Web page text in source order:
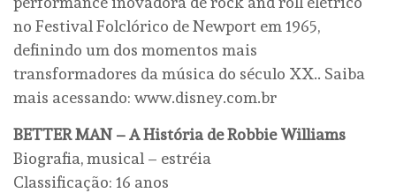
no Festival Folclórico de Newport em 1965,
definindo um dos momentos mais
transformadores da música do século XX.. Saiba
mais acessando: www.disney.com.br
BETTER MAN – A História de Robbie Williams
Biografia, musical – estréia
Classificação: 16 anos